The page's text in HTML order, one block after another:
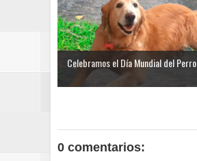
Celebramos el Día Mundial del Perro
0 comentarios: